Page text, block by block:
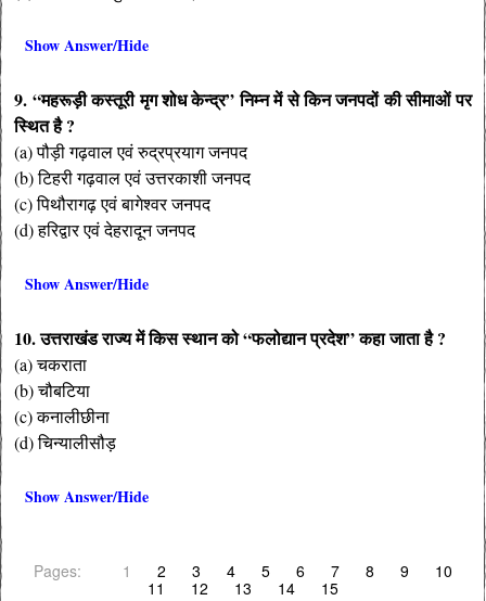
Show Answer/Hide
9. “महरूड़ी कस्तूरी मृग शोध केन्द्र” निम्न में से किन जनपदों की सीमाओं पर
स्थित है ?
(a) पौड़ी गढ़वाल एवं रुद्रप्रयाग जनपद
(b) टिहरी गढ़वाल एवं उत्तरकाशी जनपद
(c) पिथौरागढ़ एवं बागेश्वर जनपद
(d) हरिद्वार एवं देहरादून जनपद
Show Answer/Hide
10. उत्तराखंड राज्य में किस स्थान को “फलोद्यान प्रदेश” कहा जाता है ?
(a) चकराता
(b) चौबटिया
(c) कनालीछीना
(d) चिन्यालीसौड़
Show Answer/Hide
Pages: 1 2 3 4 5 6 7 8 9
10
11
12 13 14 15